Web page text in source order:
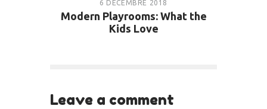
LIKES 0 COMMENTS
6 DÉCEMBRE 2018
Modern Playrooms: What the
Kids Love
Leave a comment